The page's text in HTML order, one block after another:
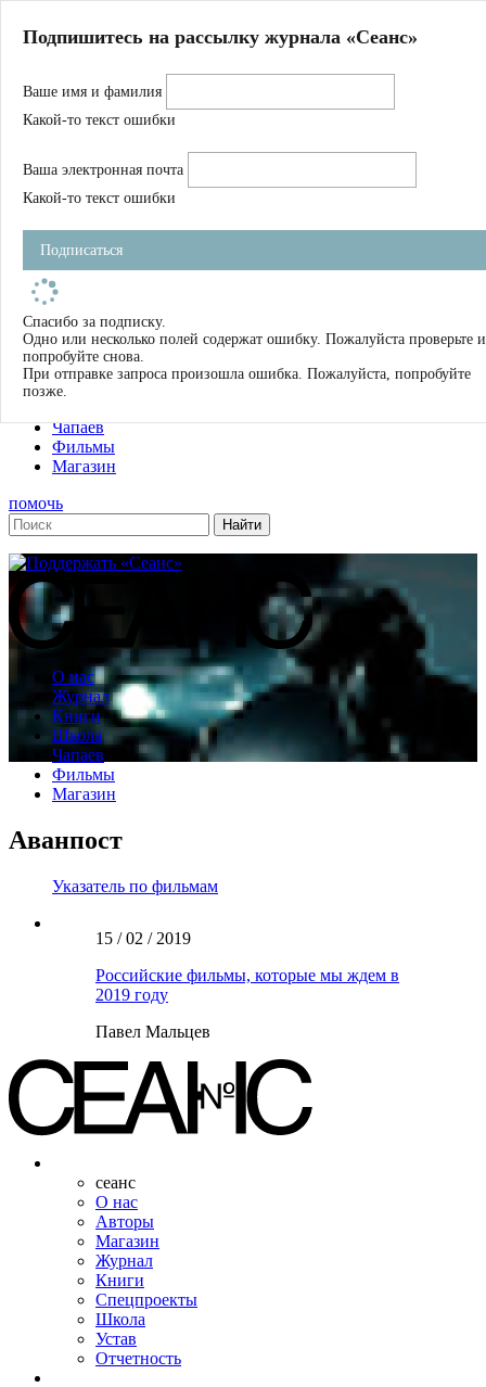
Магазин
Журнал
Школа
Устав
Фильмы
Имена
Тэги
О нас
Журнал
Книги
Чапаев
Фильмы
Магазин
помочь
О нас
Журнал
Книги
Школа
Чапаев
Фильмы
Магазин
Аванпост
Указатель по фильмам
15 / 02 / 2019
Российские фильмы, которые мы ждем в
2019 году
Павел Мальцев
сеанс
О нас
Авторы
Магазин
Журнал
Книги
Спецпроекты
Школа
Устав
Отчетность
Подпишитесь на рассылку журнала «Сеанс»
Ваше имя и фамилия
Какой-то текст ошибки
Ваша электронная почта
Какой-то текст ошибки
Подписаться
Спасибо за подписку.
Одно или несколько полей содержат ошибку. Пожалуйста проверьте и
попробуйте снова.
При отправке запроса произошла ошибка. Пожалуйста, попробуйте
позже.